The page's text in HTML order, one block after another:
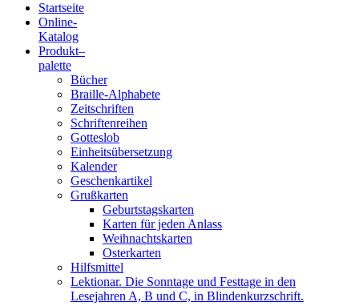
Blindenschrift-
Verlag
Druckerei
gGmbH
Startseite
Online-
Katalog
Produkt–
palette
Bücher
Braille-Alphabete
Zeitschriften
Schriftenreihen
Gotteslob
Einheitsübersetzung
Kalender
Geschenkartikel
Grußkarten
Geburtstagskarten
Karten für jeden Anlass
Weihnachtskarten
Osterkarten
Hilfsmittel
Lektionar. Die Sonntage und Festtage in den
Lesejahren A, B und C, in Blindenkurzschrift.